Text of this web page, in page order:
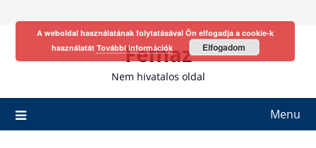
Fefhaz
Nem hivatalos oldal
Menu
A weboldal használatának folytatásával Ön elfogadja a cookie-k
használatát További információk Elfogadom